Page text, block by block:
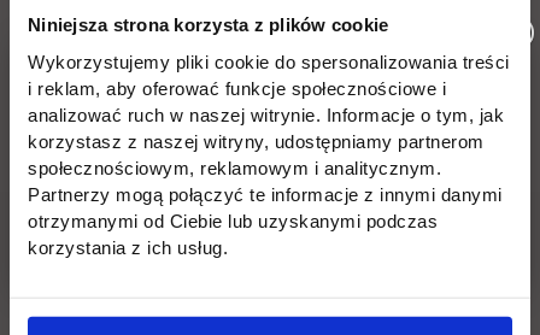
Niniejsza strona korzysta z plików cookie
Wykorzystujemy pliki cookie do spersonalizowania treści
i reklam, aby oferować funkcje społecznościowe i
analizować ruch w naszej witrynie. Informacje o tym, jak
korzystasz z naszej witryny, udostępniamy partnerom
społecznościowym, reklamowym i analitycznym.
Partnerzy mogą połączyć te informacje z innymi danymi
otrzymanymi od Ciebie lub uzyskanymi podczas
korzystania z ich usług.
Wybrzeże Kościuszkowskie 20, Warszawa
Pomiń
stopkę
Informacje w stopce
Edukacja
Licencjackie
Student